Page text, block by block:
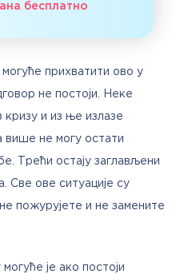
бесплатно
прихватити ово у
не постоји. Неке
кризу и из ње излазе
више не могу остати
Трећи остају заглављени
Све ове ситуације су
пожурујете и не замените
је ако постоји